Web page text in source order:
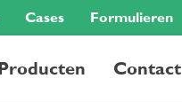
Cases Formulieren
Producten Contact